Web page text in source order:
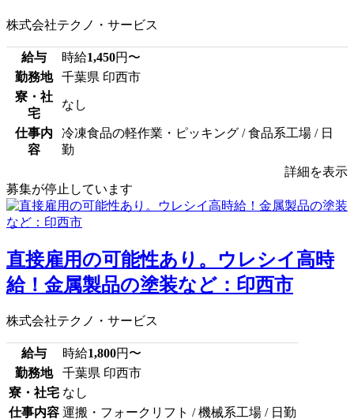
株式会社テクノ・サービス
給与 時給1,450円〜
勤務地
千葉県 印西市
寮・社
宅
なし
仕事内
容
冷凍食品の軽作業・ピッキング / 食品系工場 / 日
勤
詳細を表示
募集が停止しています
直接雇用の可能性あり。ウレシイ高時
給！金属製品の塗装など：印西市
株式会社テクノ・サービス
給与 時給1,800円〜
勤務地
千葉県 印西市
寮・社宅 なし
仕事内容 運搬・フォークリフト / 機械系工場 / 日勤